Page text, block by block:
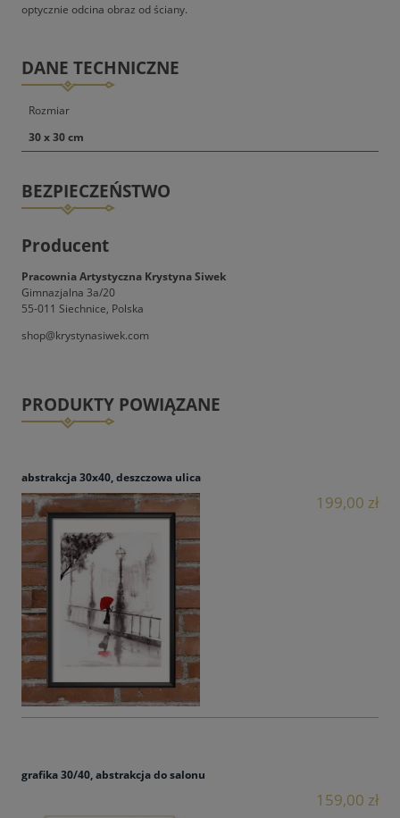
optycznie odcina obraz od ściany.
DANE TECHNICZNE
Rozmiar
30 x 30 cm
BEZPIECZEŃSTWO
Producent
Pracownia Artystyczna Krystyna Siwek
Gimnazjalna 3a/20
55-011 Siechnice, Polska
shop@krystynasiwek.com
PRODUKTY POWIĄZANE
abstrakcja 30x40, deszczowa ulica
199,00 zł
grafika 30/40, abstrakcja do salonu
159,00 zł